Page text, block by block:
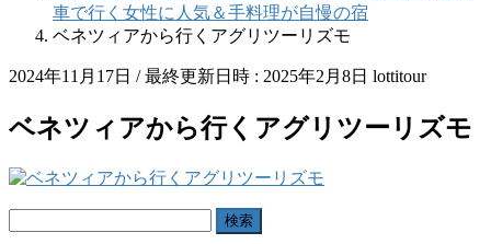
車で行く女性に人気＆手料理が自慢の宿
ベネツィアから行くアグリツーリズモ
2024年11月17日 / 最終更新日時 : 2025年2月8日 lottitour
ベネツィアから行くアグリツーリズモ